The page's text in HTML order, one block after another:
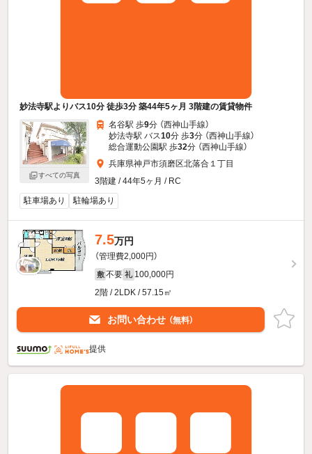
妙法寺駅よりバス10分 徒歩3分 築44年5ヶ月 3階建の賃貸物件
すべての写真
名谷駅 歩9分 （西神山手線）
妙法寺駅 バス10分 歩3分 （西神山手線）
総合運動公園駅 歩32分 （西神山手線）
兵庫県神戸市須磨区北落合１丁目
3階建 / 44年5ヶ月 / RC
駐車場あり
駐輪場あり
7.5万円
（管理費2,000円）
敷 不要 礼 100,000円
2階 / 2LDK / 57.15㎡
お問い合わせ （無料）
提供